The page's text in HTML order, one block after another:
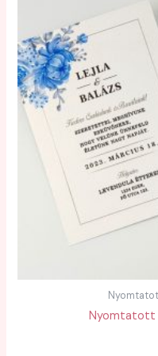
Nyomtatott